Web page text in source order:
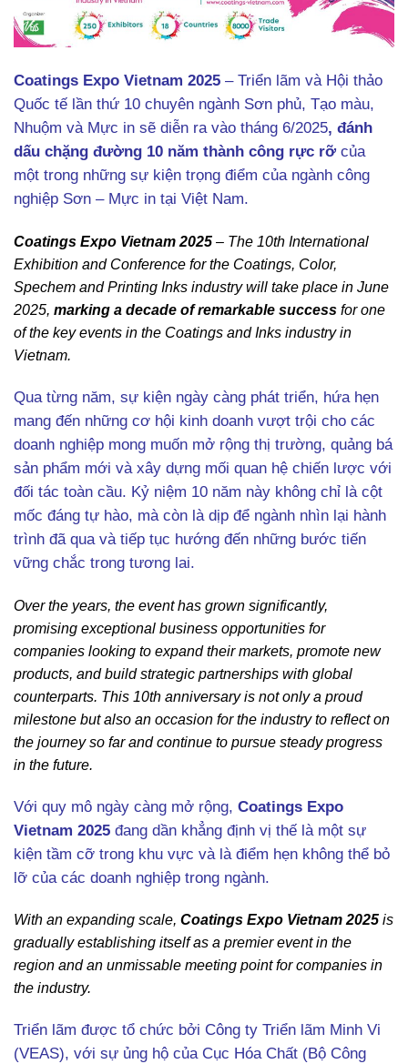
Coatings Expo Vietnam 2025 – Triển lãm và Hội thảo
Quốc tế lần thứ 10 chuyên ngành Sơn phủ, Tạo màu,
Nhuộm và Mực in sẽ diễn ra vào tháng 6/2025, đánh
dấu chặng đường 10 năm thành công rực rỡ của
một trong những sự kiện trọng điểm của ngành công
nghiệp Sơn – Mực in tại Việt Nam.
Coatings Expo Vietnam 2025 – The 10th International
Exhibition and Conference for the Coatings, Color,
Spechem and Printing Inks industry will take place in June
2025, marking a decade of remarkable success for one
of the key events in the Coatings and Inks industry in
Vietnam.
Qua từng năm, sự kiện ngày càng phát triển, hứa hẹn
mang đến những cơ hội kinh doanh vượt trội cho các
doanh nghiệp mong muốn mở rộng thị trường, quảng bá
sản phẩm mới và xây dựng mối quan hệ chiến lược với
đối tác toàn cầu. Kỷ niệm 10 năm này không chỉ là cột
mốc đáng tự hào, mà còn là dịp để ngành nhìn lại hành
trình đã qua và tiếp tục hướng đến những bước tiến
vững chắc trong tương lai.
Over the years, the event has grown significantly,
promising exceptional business opportunities for
companies looking to expand their markets, promote new
products, and build strategic partnerships with global
counterparts. This 10th anniversary is not only a proud
milestone but also an occasion for the industry to reflect on
the journey so far and continue to pursue steady progress
in the future.
Với quy mô ngày càng mở rộng, Coatings Expo
Vietnam 2025 đang dần khẳng định vị thế là một sự
kiện tầm cỡ trong khu vực và là điểm hẹn không thể bỏ
lỡ của các doanh nghiệp trong ngành.
With an expanding scale, Coatings Expo Vietnam 2025 is
gradually establishing itself as a premier event in the
region and an unmissable meeting point for companies in
the industry.
Triển lãm được tổ chức bởi Công ty Triển lãm Minh Vi
(VEAS), với sự ủng hộ của Cục Hóa Chất (Bộ Công